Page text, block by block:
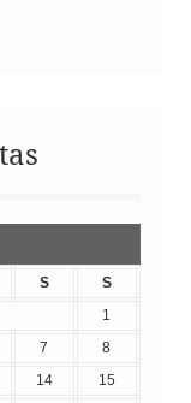
S
S
1
7
8
14
15